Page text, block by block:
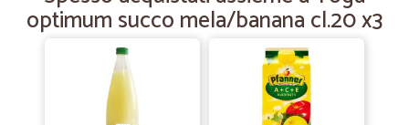
Servizio puntuale, prodotti rispondenti a quanto dichiarato.
Veramente ottimo
optimum succo mela/banana cl.20 x3